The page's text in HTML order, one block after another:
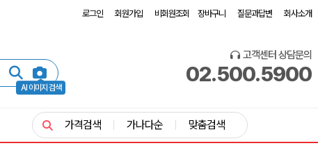
로그인 회원가입 비회원조회 장바구니 질문과답변 회사소개
AI 이미지 검색
고객센터 상담문의
02.500.5900
가격검색 가나다순 맞춤검색